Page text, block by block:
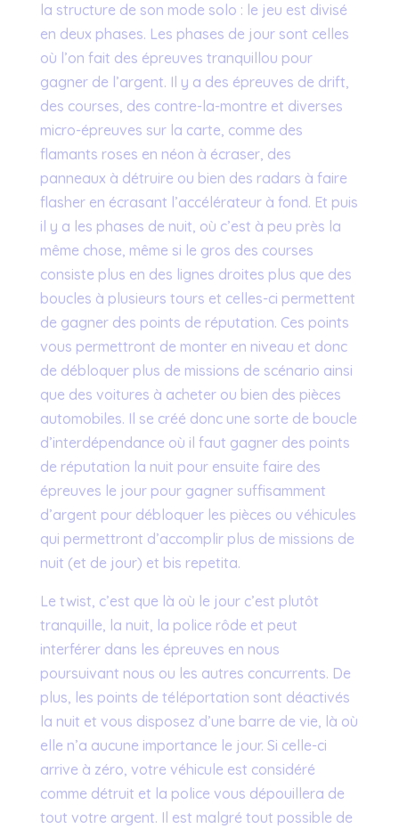
la structure de son mode solo : le jeu est divisé
en deux phases. Les phases de jour sont celles
où l’on fait des épreuves tranquillou pour
gagner de l’argent. Il y a des épreuves de drift,
des courses, des contre-la-montre et diverses
micro-épreuves sur la carte, comme des
flamants roses en néon à écraser, des
panneaux à détruire ou bien des radars à faire
flasher en écrasant l’accélérateur à fond. Et puis
il y a les phases de nuit, où c’est à peu près la
même chose, même si le gros des courses
consiste plus en des lignes droites plus que des
boucles à plusieurs tours et celles-ci permettent
de gagner des points de réputation. Ces points
vous permettront de monter en niveau et donc
de débloquer plus de missions de scénario ainsi
que des voitures à acheter ou bien des pièces
automobiles. Il se créé donc une sorte de boucle
d’interdépendance où il faut gagner des points
de réputation la nuit pour ensuite faire des
épreuves le jour pour gagner suffisamment
d’argent pour débloquer les pièces ou véhicules
qui permettront d’accomplir plus de missions de
nuit (et de jour) et bis repetita.
Le twist, c’est que là où le jour c’est plutôt
tranquille, la nuit, la police rôde et peut
interférer dans les épreuves en nous
poursuivant nous ou les autres concurrents. De
plus, les points de téléportation sont déactivés
la nuit et vous disposez d’une barre de vie, là où
elle n’a aucune importance le jour. Si celle-ci
arrive à zéro, votre véhicule est considéré
comme détruit et la police vous dépouillera de
tout votre argent. Il est malgré tout possible de